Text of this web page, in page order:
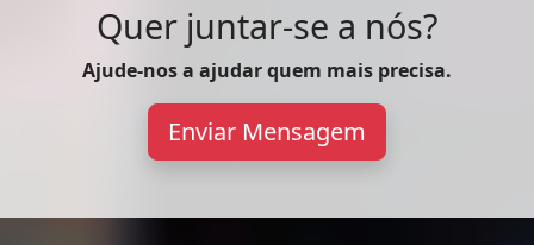
Quer juntar-se a nós?
Ajude-nos a ajudar quem mais precisa.
Enviar Mensagem